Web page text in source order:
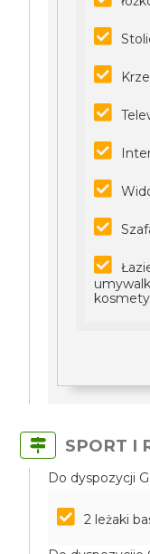
SPORT I
Do dyspozycji
2 leżaki